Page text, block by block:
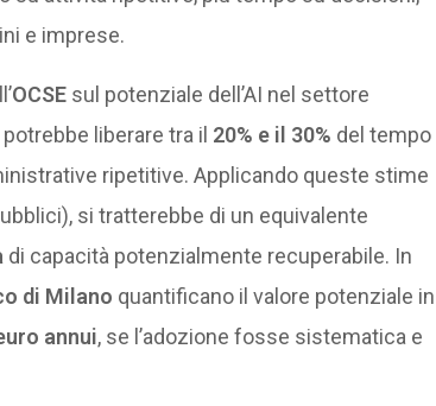
e imprese.
OCSEsul potenziale dell’AI nel settore
liberare tra il 20% e il 30% del tempo
ripetitive. Applicando queste stime
si tratterebbe di un equivalente
di capacità potenzialmente recuperabile. In
di Milano quantificano il valore potenziale in
annui, se l’adozione fosse sistematica e